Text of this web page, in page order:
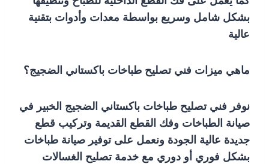
بشكل شامل وسريع بواسطة معدات وأدوات بتقنية
عالية
ماهي ميزات فني تصليح طباخات باكستاني الضجيج؟
نوفر فني تصليح طباخات باكستاني الضجيج الخبير في
صيانة الطباخات وفك القطع القديمة وتركيب قطع
جديدة عالية الجودة ونعمل على توفير صيانة طباخات
بشكل فوري أو دوري مع خدمة تصليح الغسالات